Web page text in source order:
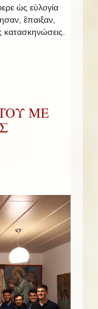
ὡς εὐλογία
ἒπαιξαν,
ΜΕ